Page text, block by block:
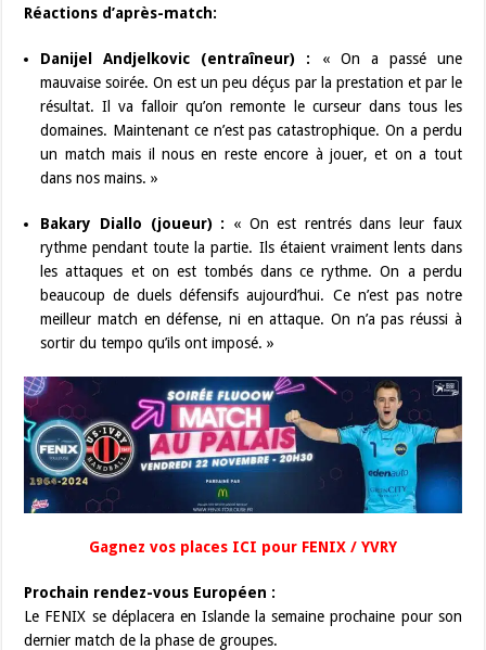
Réactions d’après-match:
Danijel Andjelkovic (entraîneur) : « On a passé une
mauvaise soirée. On est un peu déçus par la prestation et par le
résultat. Il va falloir qu’on remonte le curseur dans tous les
domaines. Maintenant ce n’est pas catastrophique. On a perdu
un match mais il nous en reste encore à jouer, et on a tout
dans nos mains. »
Bakary Diallo (joueur) : « On est rentrés dans leur faux
rythme pendant toute la partie. Ils étaient vraiment lents dans
les attaques et on est tombés dans ce rythme. On a perdu
beaucoup de duels défensifs aujourd’hui. Ce n’est pas notre
meilleur match en défense, ni en attaque. On n’a pas réussi à
sortir du tempo qu’ils ont imposé. »
Gagnez vos places ICI pour FENIX / YVRY
Prochain rendez-vous Européen :
Le FENIX se déplacera en Islande la semaine prochaine pour son
dernier match de la phase de groupes.